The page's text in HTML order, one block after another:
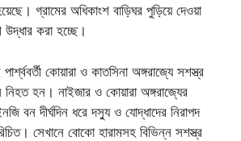
গ্রামের অধিকাংশ বাড়িঘর পুড়িয়ে দেওয়া
করা হচ্ছে।
কোয়ারা ও কাতসিনা অঙ্গরাজ্যে সশস্ত্র
হন। নাইজার ও কোয়ারা অঙ্গরাজ্যের
বন দীর্ঘদিন ধরে দস্যু ও যোদ্ধাদের নিরাপদ
সেখানে বোকো হারামসহ বিভিন্ন সশস্ত্র